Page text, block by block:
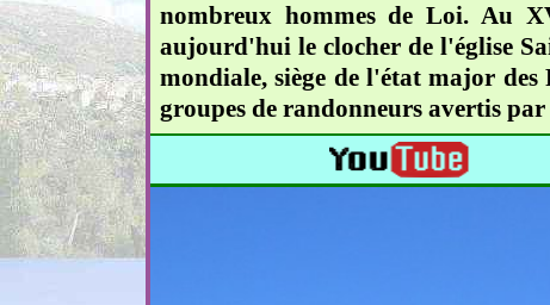
nombreux hommes de Loi. Au
aujourd'hui le clocher de l'église
mondiale, siège de l'état major
groupes de randonneurs avertis